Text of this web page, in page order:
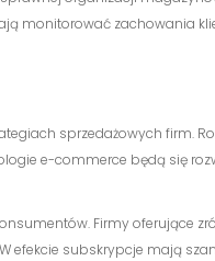
monitorować zachowania
sprzedażowych firm.
e-commerce będą się
Firmy oferujące
efekcie subskrypcje mają